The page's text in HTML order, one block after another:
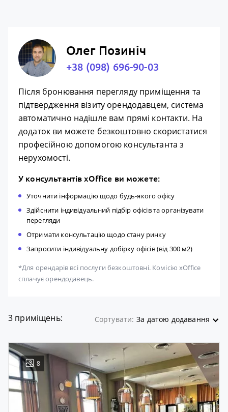
Олег Позиніч
+38 (098) 696-90-03
Після бронювання перегляду приміщення та
підтвердження візиту орендодавцем, система
автоматично надішле вам прямі контакти. На
додаток ви можете безкоштовно скористатися
професійною допомогою консультанта з
нерухомості.
У консультантів xOffice ви можете:
Уточнити інформацію щодо будь-якого офісу
Здійснити індивідуальний підбір офісів та організувати
перегляди
Отримати консультацію щодо стану ринку
Запросити індивідуальну добірку офісів (від 300 м2)
*Для орендарів всі послуги безкоштовні. Комісію xOffice
сплачує орендодавець.
3 приміщень: Сортувати: За датою додавання
8